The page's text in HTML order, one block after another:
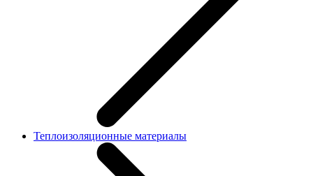
Теплоизоляционные материалы